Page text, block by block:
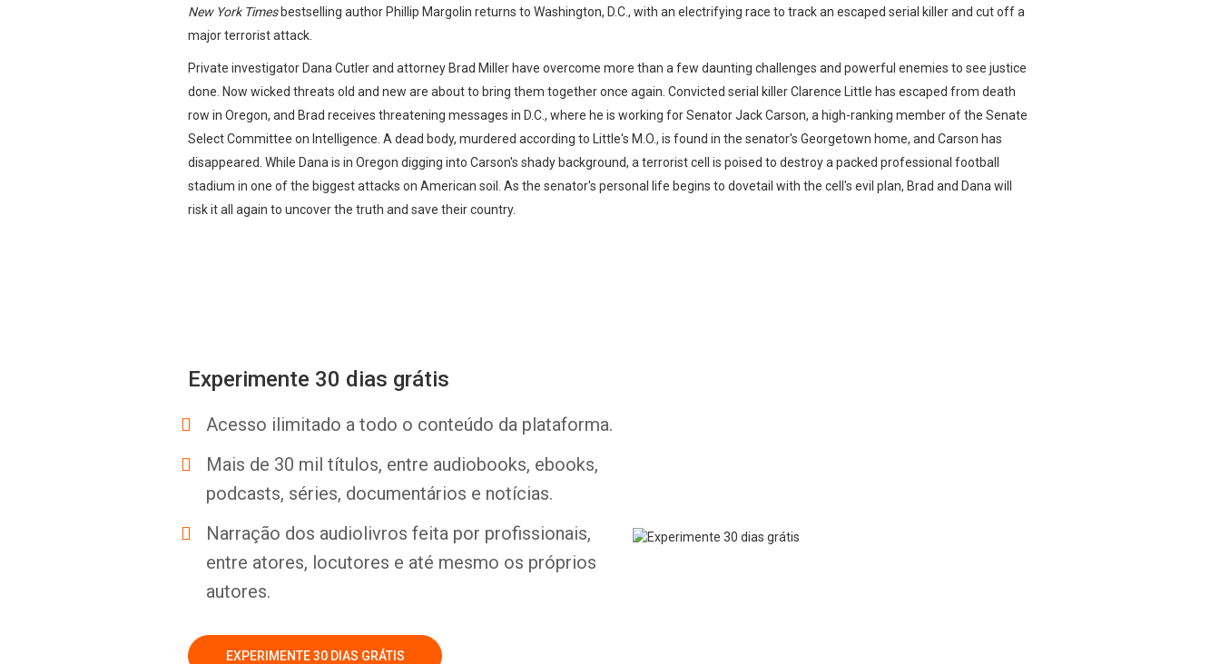
New York Timesbestselling author Phillip Margolin returns to Washington, D.C., with an electrifying race to track an escaped serial killer and cut off a
major terrorist attack.
Private investigator Dana Cutler and attorney Brad Miller have overcome more than a few daunting challenges and powerful enemies to see justice
done. Now wicked threats old and new are about to bring them together once again. Convicted serial killer Clarence Little has escaped from death
row in Oregon, and Brad receives threatening messages in D.C., where he is working for Senator Jack Carson, a high-ranking member of the Senate
Select Committee on Intelligence. A dead body, murdered according to Little's M.O., is found in the senator's Georgetown home, and Carson has
disappeared. While Dana is in Oregon digging into Carson's shady background, a terrorist cell is poised to destroy a packed professional football
stadium in one of the biggest attacks on American soil. As the senator's personal life begins to dovetail with the cell's evil plan, Brad and Dana will
risk it all again to uncover the truth and save their country.
Experimente 30 dias grátis
Acesso ilimitado a todo o conteúdo da plataforma.
Mais de 30 mil títulos, entre audiobooks, ebooks,
podcasts, séries, documentários e notícias.
Narração dos audiolivros feita por profissionais,
entre atores, locutores e até mesmo os próprios
autores.
EXPERIMENTE 30 DIAS GRÁTIS